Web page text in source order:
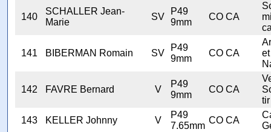
140
SCHALLER Jean-
Marie
SV
P49
9mm
CO CA
141 BIBERMAN Romain SV
P49
9mm
CO CA
et
142 FAVRE Bernard V
P49
9mm
CO CA
tir
143
KELLER Johnny V
P49
7.65mm
CO CA